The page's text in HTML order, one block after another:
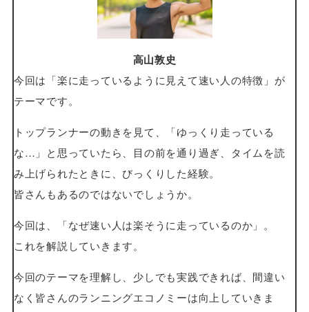
高山敦史
今回は「楽に走っているように見えて速い人の特徴」が
テーマです。
トップランナーの動きを見て、「ゆっくり走っている
な…」と思っていたら、目の前を通り過ぎ、タイムを読
み上げられたときに、びっくりした経験。
皆さんもあるのではないでしょうか。
今回は、「なぜ速い人は楽そうに走っているのか」。
これを解説していきます。
今回のテーマを理解し、少しでも実践できれば、間違い
なく皆さんのランニングエコノミーは向上していきま